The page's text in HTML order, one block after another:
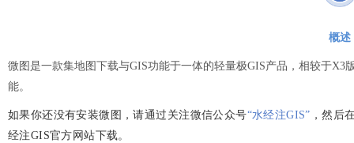
概述
微图是一款集地图下载与GIS功能于一体的轻量极GIS产品，相较于
能。
如果你还没有安装微图，请通过关注微信公众号“水经注GIS” ，然后
经注GIS官方网站下载。